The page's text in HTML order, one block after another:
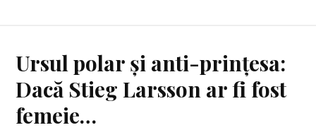
Ursul polar și anti-prințesa:
Dacă Stieg Larsson ar fi fost
femeie…